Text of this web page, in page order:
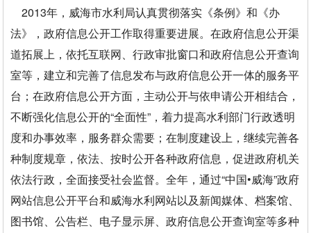
2013年，威海市水利局认真贯彻落实《条例》和《办
法》，政府信息公开工作取得重要进展。在政府信息公开渠
道拓展上，依托互联网、行政审批窗口和政府信息公开查询
室等，建立和完善了信息发布与政府信息公开一体的服务平
台；在政府信息公开方面，主动公开与依申请公开相结合，
不断强化信息公开的“全面性”，着力提高水利部门行政透明
度和办事效率，服务群众需要；在制度建设上，继续完善各
种制度规章，依法、按时公开各种政府信息，促进政府机关
依法行政，全面接受社会监督。全年，通过“中国•威海”政府
网站信息公开平台和威海水利网站以及新闻媒体、档案馆、
图书馆、公告栏、电子显示屏、政府信息公开查询室等多种